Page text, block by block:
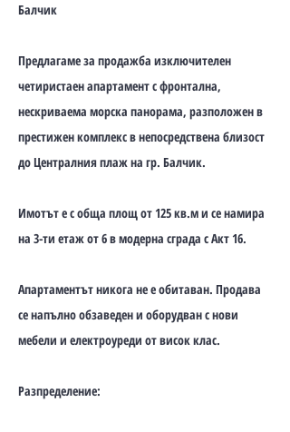
Балчик
Предлагаме за продажба изключителен
четиристаен апартамент с фронтална,
нескриваема морска панорама, разположен в
престижен комплекс в непосредствена близост
до Централния плаж на гр. Балчик.
Имотът е с обща площ от 125 кв.м и се намира
на 3-ти етаж от 6 в модерна сграда с Акт 16.
Апартаментът никога не е обитаван. Продава
се напълно обзаведен и оборудван с нови
мебели и електроуреди от висок клас.
Разпределение: